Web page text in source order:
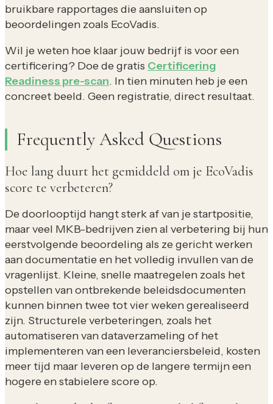
bruikbare rapportages die aansluiten op
beoordelingen zoals EcoVadis.
Wil je weten hoe klaar jouw bedrijf is voor een
certificering? Doe de gratis Certificering
Readiness pre-scan. In tien minuten heb je een
concreet beeld. Geen registratie, direct resultaat.
Frequently Asked Questions
Hoe lang duurt het gemiddeld om je EcoVadis
score te verbeteren?
De doorlooptijd hangt sterk af van je startpositie,
maar veel MKB-bedrijven zien al verbetering bij hun
eerstvolgende beoordeling als ze gericht werken
aan documentatie en het volledig invullen van de
vragenlijst. Kleine, snelle maatregelen zoals het
opstellen van ontbrekende beleidsdocumenten
kunnen binnen twee tot vier weken gerealiseerd
zijn. Structurele verbeteringen, zoals het
automatiseren van dataverzameling of het
implementeren van een leveranciersbeleid, kosten
meer tijd maar leveren op de langere termijn een
hogere en stabielere score op.